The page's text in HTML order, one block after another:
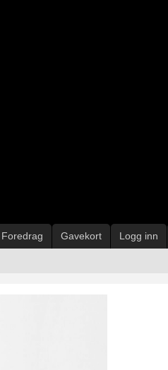
Foredrag Gavekort Logg inn